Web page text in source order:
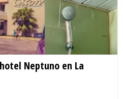
Neptuno en La